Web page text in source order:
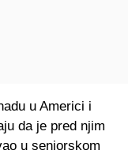
u Americi i
da je pred njim
u seniorskom